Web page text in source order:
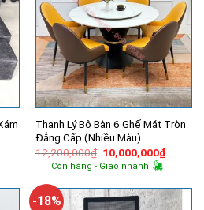
Thanh Lý Bộ Bàn 6 Ghế Mặt Tròn
Đẳng Cấp (Nhiều Màu)
12,200,000₫ Giá
gốc
là:
10,000,000₫Giá
hiện
Còn hàng - Giao nhanh
-18%